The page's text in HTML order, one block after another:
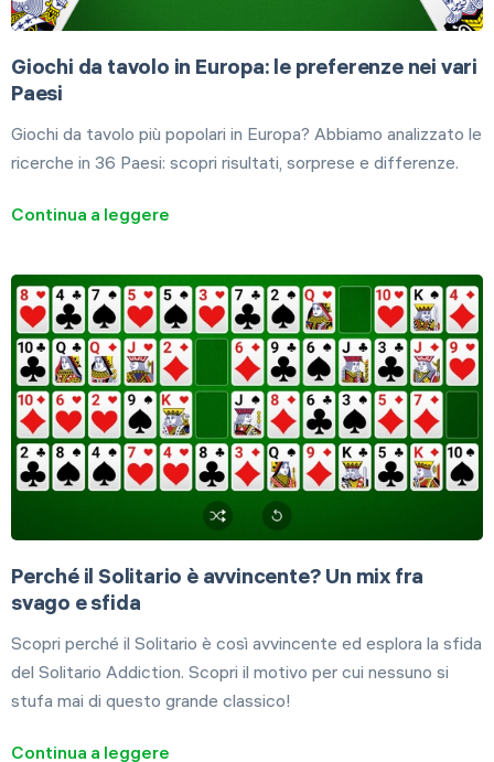
Giochi da tavolo in Europa: le preferenze nei vari
Paesi
Giochi da tavolo più popolari in Europa? Abbiamo analizzato le
ricerche in 36 Paesi: scopri risultati, sorprese e differenze.
Continua a leggere
Perché il Solitario è avvincente? Un mix fra
svago e sfida
Scopri perché il Solitario è così avvincente ed esplora la sfida
del Solitario Addiction. Scopri il motivo per cui nessuno si
stufa mai di questo grande classico!
Continua a leggere